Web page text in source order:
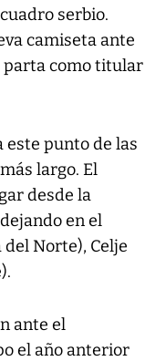
serbio.
camiseta ante
parta como titular
este punto de las
largo. El
desde la
en el
Norte), Celje
ante el
el año anterior